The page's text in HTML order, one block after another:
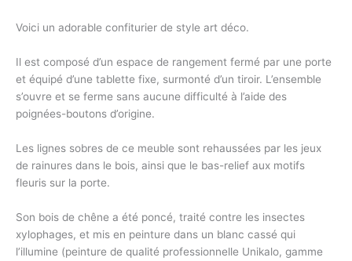
Voici un adorable confiturier de style art déco.
Il est composé d’un espace de rangement fermé par une porte
et équipé d’une tablette fixe, surmonté d’un tiroir. L’ensemble
s’ouvre et se ferme sans aucune difficulté à l’aide des
poignées-boutons d’origine.
Les lignes sobres de ce meuble sont rehaussées par les jeux
de rainures dans le bois, ainsi que le bas-relief aux motifs
fleuris sur la porte.
Son bois de chêne a été poncé, traité contre les insectes
xylophages, et mis en peinture dans un blanc cassé qui
l’illumine (peinture de qualité professionnelle Unikalo, gamme